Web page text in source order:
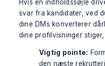
Hvis én indholdssøjle
svar fra kandidater, ved
dine DMs konverterer
dine profilvisninger
Vigtig pointe:
den næste